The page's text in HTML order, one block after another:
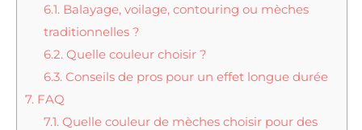
6.1. Balayage, voilage, contouring ou mèches
traditionnelles ?
6.2. Quelle couleur choisir ?
6.3. Conseils de pros pour un effet longue durée
7. FAQ
7.1. Quelle couleur de mèches choisir pour des